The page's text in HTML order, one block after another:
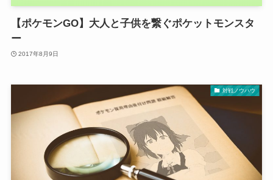
【ポケモンGO】大人と子供を繋ぐポケットモンスタ
ー
2017年8月9日
対戦ノウハウ